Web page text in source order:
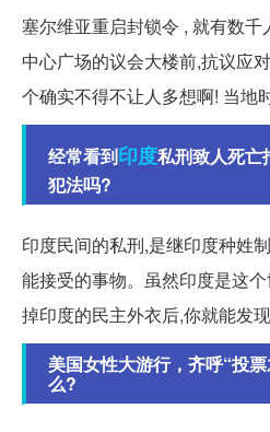
塞尔维亚重启封锁令 , 就有数
中心广场的议会大楼前,抗议应
个确实不得不让人多想啊! 当地
经常看到印度私刑致人死亡
犯法吗?
印度民间的私刑,是继印度种姓
能接受的事物。虽然印度是这
掉印度的民主外衣后,你就能发
美国女性大游行，齐呼“投
么?